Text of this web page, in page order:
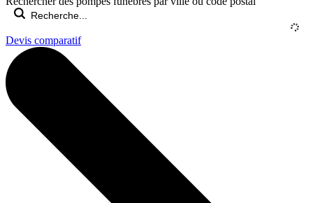
Devis comparatif